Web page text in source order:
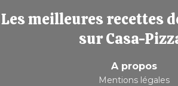
Les meilleures recettes
sur Casa-
A propos
Mentions légales